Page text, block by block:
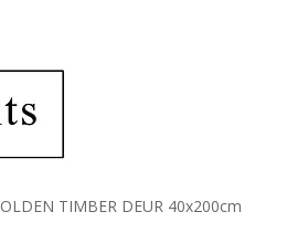
TIMBER DEUR 40x200cm